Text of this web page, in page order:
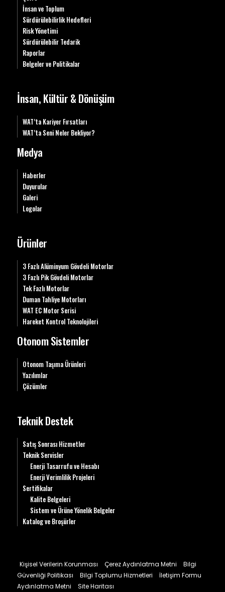
İnsan ve Toplum
Sürdürülebilirlik Hedefleri
Risk Yönetimi
Sürdürülebilir Tedarik
Raporlar
Belgeler ve Politikalar
İnsan, Kültür & Dönüşüm
WAT’ta Kariyer Fırsatları
WAT’ta Seni Neler Bekliyor?
Medya
Haberler
Duyurular
Galeri
Logolar
Ürünler
3 Fazlı Alüminyum Gövdeli Motorlar
3 Fazlı Pik Gövdeli Motorlar
Tek Fazlı Motorlar
Duman Tahliye Motorları
WAT EC Motor Serisi
Hareket Kontrol Teknolojileri
Otonom Sistemler
Otonom Taşıma Ürünleri
Yazılımlar
Çözümler
Teknik Destek
Satış Sonrası Hizmetler
Teknik Servisler
Enerji Tasarrufu ve Hesabı
Enerji Verimlilik Projeleri
Sertifikalar
Kalite Belgeleri
Sistem ve Ürüne Yönelik Belgeler
Katalog ve Broşürler
Kişisel Verilerin Korunması Çerez Aydınlatma Metni
Bilgi
Güvenliği Politikası
Bilgi Toplumu Hizmetleri
İletişim Formu
Aydınlatma Metni
Site Haritası